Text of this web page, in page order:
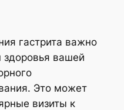
гастрита важно
здоровья вашей
Это может
визиты к